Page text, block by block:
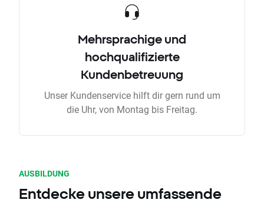
Mehrsprachige und
hochqualifizierte
Kundenbetreuung
Unser Kundenservice hilft dir gern rund um
die Uhr, von Montag bis Freitag.
AUSBILDUNG
Entdecke unsere umfassende